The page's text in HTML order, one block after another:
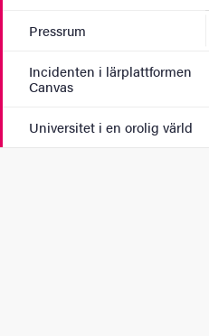
Pressrum
Incidenten i lärplattformen
Canvas
Universitet i en orolig värld